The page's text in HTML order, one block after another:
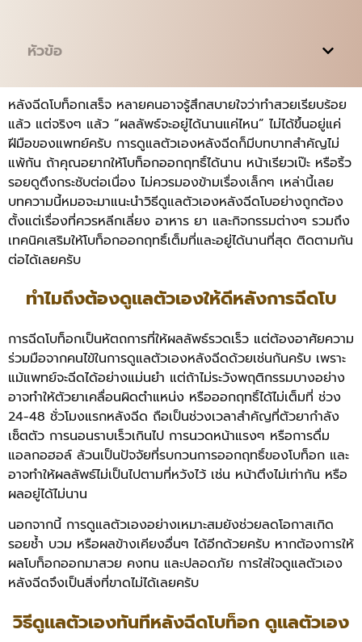
หัวข้อ
หลังฉีดโบท็อกเสร็จ หลายคนอาจรู้สึกสบายใจว่าทำสวยเรียบร้อย
แล้ว แต่จริงๆ แล้ว “ผลลัพธ์จะอยู่ได้นานแค่ไหน” ไม่ได้ขึ้นอยู่แค่
ฝีมือของแพทย์ครับ การดูแลตัวเองหลังฉีดก็มีบทบาทสำคัญไม่
แพ้กัน ถ้าคุณอยากให้โบท็อกออกฤทธิ์ได้นาน หน้าเรียวเป๊ะ หรือริ้ว
รอยดูตึงกระชับต่อเนื่อง ไม่ควรมองข้ามเรื่องเล็กๆ เหล่านี้เลย
บทความนี้หมอจะมาแนะนำวิธีดูแลตัวเองหลังฉีดโบอย่างถูกต้อง
ตั้งแต่เรื่องที่ควรหลีกเลี่ยง อาหาร ยา และกิจกรรมต่างๆ รวมถึง
เทคนิคเสริมให้โบท็อกออกฤทธิ์เต็มที่และอยู่ได้นานที่สุด ติดตามกัน
ต่อได้เลยครับ
ทำไมถึงต้องดูแลตัวเองให้ดีหลังการฉีดโบ
การฉีดโบท็อกเป็นหัตถการที่ให้ผลลัพธ์รวดเร็ว แต่ต้องอาศัยความ
ร่วมมือจากคนไข้ในการดูแลตัวเองหลังฉีดด้วยเช่นกันครับ เพราะ
แม้แพทย์จะฉีดได้อย่างแม่นยำ แต่ถ้าไม่ระวังพฤติกรรมบางอย่าง
อาจทำให้ตัวยาเคลื่อนผิดตำแหน่ง หรือออกฤทธิ์ได้ไม่เต็มที่ ช่วง
24-48 ชั่วโมงแรกหลังฉีด ถือเป็นช่วงเวลาสำคัญที่ตัวยากำลัง
เซ็ตตัว การนอนราบเร็วเกินไป การนวดหน้าแรงๆ หรือการดื่ม
แอลกอฮอล์ ล้วนเป็นปัจจัยที่รบกวนการออกฤทธิ์ของโบท็อก และ
อาจทำให้ผลลัพธ์ไม่เป็นไปตามที่หวังไว้ เช่น หน้าตึงไม่เท่ากัน หรือ
ผลอยู่ได้ไม่นาน
นอกจากนี้ การดูแลตัวเองอย่างเหมาะสมยังช่วยลดโอกาสเกิด
รอยช้ำ บวม หรือผลข้างเคียงอื่นๆ ได้อีกด้วยครับ หากต้องการให้
ผลโบท็อกออกมาสวย คงทน และปลอดภัย การใส่ใจดูแลตัวเอง
หลังฉีดจึงเป็นสิ่งที่ขาดไม่ได้เลยครับ
วิธีดูแลตัวเองทันทีหลังฉีดโบท็อก ดูแลตัวเอง